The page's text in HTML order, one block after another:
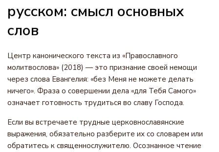
русском: смысл основных
слов
Центр канонического текста из «Православного
молитвослова» (2018) — это признание своей немощи
через слова Евангелия: «без Меня не можете делать
ничего». Фраза о совершении дела «для Тебя Самого»
означает готовность трудиться во славу Господа.
Если вы встречаете трудные церковнославянские
выражения, обязательно разберите их со словарем или
обратитесь к священнослужителю. Осознанное чтение